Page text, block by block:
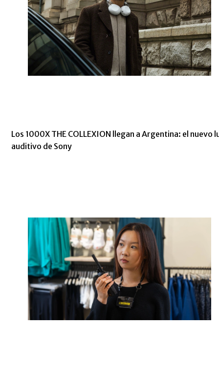
Los 1000X THE COLLEXION llegan a Argentina: el nuevo
auditivo de Sony